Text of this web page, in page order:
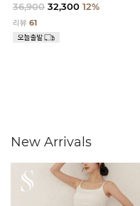
36,900 32,300 12%
리뷰 61
New Arrivals